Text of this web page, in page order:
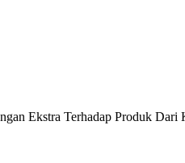
Ekstra Terhadap Produk